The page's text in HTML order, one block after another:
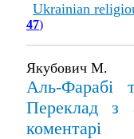
Ukrainian
47)
Якубович М.
Аль-Фарабі
Переклад з
коментарі